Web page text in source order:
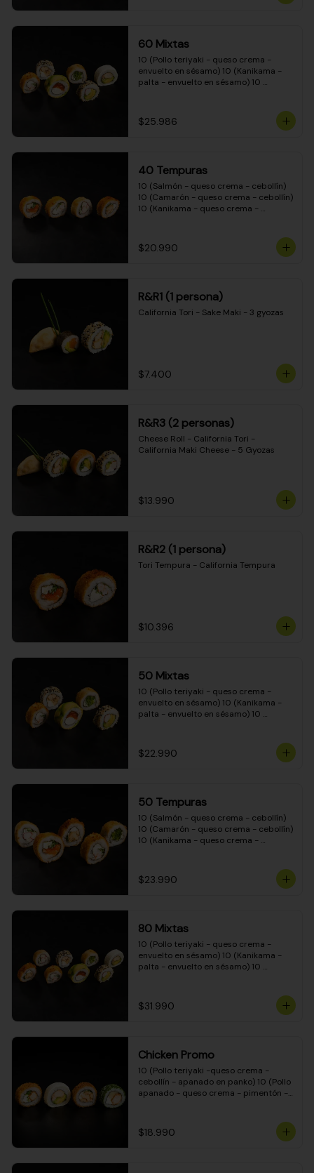
(Pimentón - queso crema - cebollín -
envuelto en masa tempura)
60 Mixtas
10 (Pollo teriyaki - queso crema -
envuelto en sésamo) 10 (Kanikama -
palta - envuelto en sésamo) 10
envuelto en queso crema) 10
(Camarón - queso crema - cebollín -
$25.986
40 Tempuras
10 (Salmón - queso crema - cebollín)
10 (Camarón - queso crema - cebollín)
10 (Kanikama - queso crema -
$20.990
R&R1 (1 persona)
California Tori - Sake Maki - 3 gyozas
$7.400
R&R3 (2 personas)
Cheese Roll - California Tori -
California Maki Cheese - 5 Gyozas
$13.990
R&R2 (1 persona)
Tori Tempura - California Tempura
$10.396
50 Mixtas
10 (Pollo teriyaki - queso crema -
envuelto en sésamo) 10 (Kanikama -
palta - envuelto en sésamo) 10
cebollín - envuelto en masa tempura)
10 (Pimentón - queso crema - cebollín
$22.990
50 Tempuras
10 (Salmón - queso crema - cebollín)
10 (Camarón - queso crema - cebollín)
10 (Kanikama - queso crema -
crema - cebollín)
$23.990
80 Mixtas
10 (Pollo teriyaki - queso crema -
envuelto en sésamo) 10 (Kanikama -
palta - envuelto en sésamo) 10
envuelto en queso crema) 10
(Camarón - queso crema - cebollín -
teriyaki - queso crema - cebollín -
envuelto en masa tempura) 10
(Pimentón - queso crema - cebollín -
envuelto en masa tempura)
$31.990
Chicken Promo
10 (Pollo teriyaki -queso crema -
cebollín - apanado en panko) 10 (Pollo
apanado - queso crema - pimentón -
ciboulette) 10 (Pollo teriyaki - palta -
envuelto en queso crema)
$18.990